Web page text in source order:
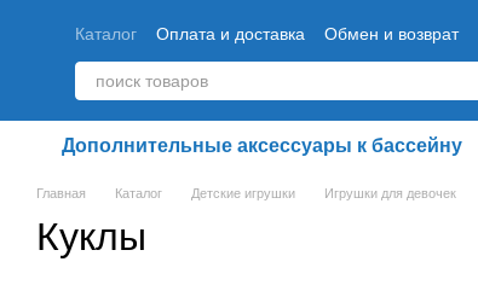
Каталог Оплата и доставка Обмен и возврат
Дополнительные аксессуары к бассейну
Главная Каталог Детские игрушки Игрушки для девочек
Куклы